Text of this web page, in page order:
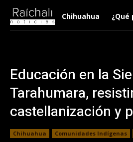
Chihuahua ¿Qué
Educación en la
Tarahumara,
castellanización y
Chihuahua Comunidades Indígenas